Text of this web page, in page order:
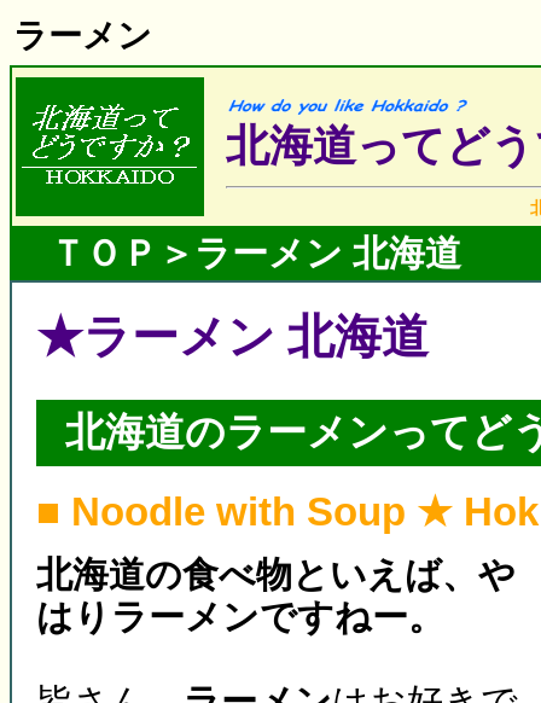
ラーメン
北海道ってど
ＴＯＰ ＞ラーメン 北海道
★ラーメン 北海道
北海道のラーメンってど
■ Noodle with Soup ★
北海道の食べ物といえば、や
はりラーメンですねー。